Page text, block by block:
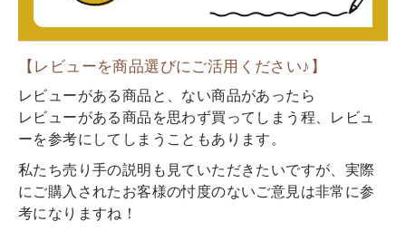
【レビューを商品選びにご活用ください♪】
レビューがある商品と、ない商品があったら
レビューがある商品を思わず買ってしまう程、レビュ
ーを参考にしてしまうこともあります。
私たち売り手の説明も見ていただきたいですが、実際
にご購入されたお客様の忖度のないご意見は非常に参
考になりますね！